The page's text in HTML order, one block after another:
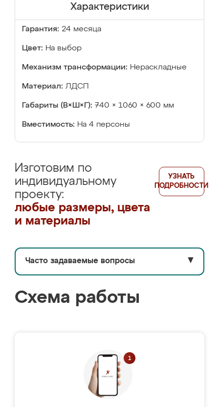
Характеристики
Гарантия: 24 месяца
Цвет: На выбор
Механизм трансформации: Нераскладные
Материал: ЛДСП
Габариты (В×Ш×Г): 740 × 1060 × 600 мм
Вместимость: На 4 персоны
Изготовим по
индивидуальному
проекту:
любые размеры, цвета
и материалы
УЗНАТЬ
ПОДРОБНОСТИ
Часто задаваемые вопросы ▼
Схема работы